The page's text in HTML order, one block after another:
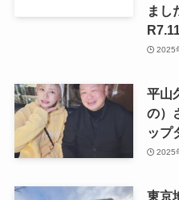
まし
2025
平山
の）
ップ
2025
東京